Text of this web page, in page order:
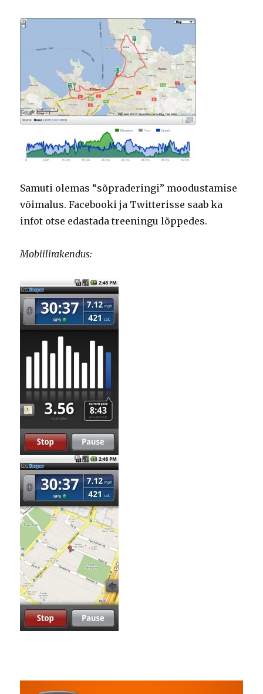
Samuti olemas “sõpraderingi” moodustamise
võimalus. Facebooki ja Twitterisse saab ka
infot otse edastada treeningu lõppedes.
Mobiilirakendus: